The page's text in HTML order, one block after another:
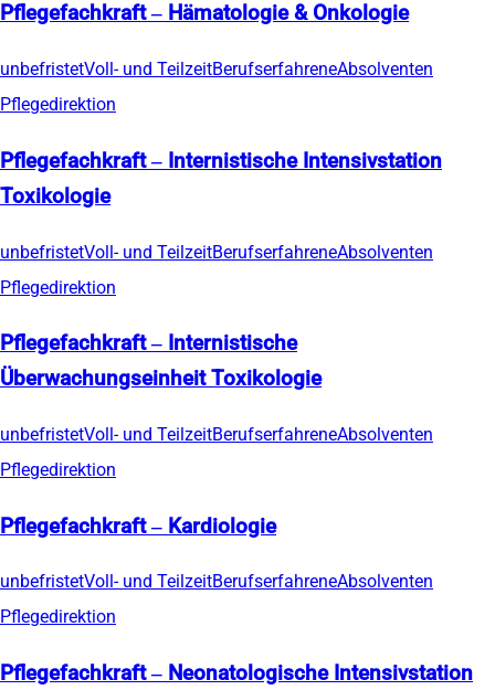
Pflegefachkraft – Hämatologie & Onkologie
unbefristetVoll- und TeilzeitBerufserfahreneAbsolventen
Pflegedirektion
Pflegefachkraft – Internistische Intensivstation
Toxikologie
unbefristetVoll- und TeilzeitBerufserfahreneAbsolventen
Pflegedirektion
Pflegefachkraft – Internistische
Überwachungseinheit Toxikologie
unbefristetVoll- und TeilzeitBerufserfahreneAbsolventen
Pflegedirektion
Pflegefachkraft – Kardiologie
unbefristetVoll- und TeilzeitBerufserfahreneAbsolventen
Pflegedirektion
Pflegefachkraft – Neonatologische Intensivstation